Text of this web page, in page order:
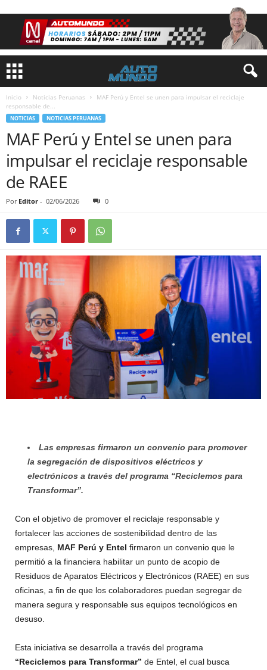
Inicio Noticias Peruanas
MAF Perú y Entel se unen para impulsar el reciclaje
responsable de...
NOTICIAS NOTICIAS PERUANAS
MAF Perú y Entel se unen para
impulsar el reciclaje responsable
de RAEE
Por Editor - 02/06/2026 0
Las empresas firmaron un convenio para promover
la segregación de dispositivos eléctricos y
electrónicos a través del programa “Reciclemos para
Transformar”.
Con el objetivo de promover el reciclaje responsable y
fortalecer las acciones de sostenibilidad dentro de las
empresas, MAF Perú y Entel firmaron un convenio que le
permitió a la financiera habilitar un punto de acopio de
Residuos de Aparatos Eléctricos y Electrónicos (RAEE) en sus
oficinas, a fin de que los colaboradores puedan segregar de
manera segura y responsable sus equipos tecnológicos en
desuso.
Esta iniciativa se desarrolla a través del programa
“Reciclemos para Transformar” de Entel, el cual busca